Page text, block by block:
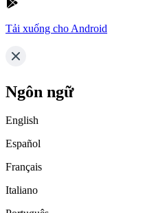
Tải xuống cho Android
Ngôn ngữ
English
Español
Français
Italiano